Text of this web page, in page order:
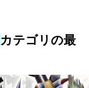
カテゴリの最